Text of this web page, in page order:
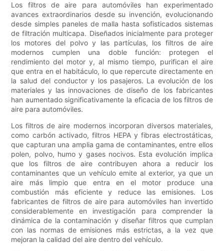
Los filtros de aire para automóviles han experimentado
avances extraordinarios desde su invención, evolucionando
desde simples paneles de malla hasta sofisticados sistemas
de filtración multicapa. Diseñados inicialmente para proteger
los motores del polvo y las partículas, los filtros de aire
modernos cumplen una doble función: protegen el
rendimiento del motor y, al mismo tiempo, purifican el aire
que entra en el habitáculo, lo que repercute directamente en
la salud del conductor y los pasajeros. La evolución de los
materiales y las innovaciones de diseño de los fabricantes
han aumentado significativamente la eficacia de los filtros de
aire para automóviles.
Los filtros de aire modernos incorporan diversos materiales,
como carbón activado, filtros HEPA y fibras electrostáticas,
que capturan una amplia gama de contaminantes, entre ellos
polen, polvo, humo y gases nocivos. Esta evolución implica
que los filtros de aire contribuyen ahora a reducir los
contaminantes que un vehículo emite al exterior, ya que un
aire más limpio que entra en el motor produce una
combustión más eficiente y reduce las emisiones. Los
fabricantes de filtros de aire para automóviles han invertido
considerablemente en investigación para comprender la
dinámica de la contaminación y diseñar filtros que cumplan
con las normas de emisiones más estrictas, a la vez que
mejoran la calidad del aire dentro del vehículo.